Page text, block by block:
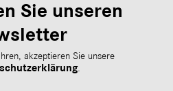
Sie unseren
akzeptieren Sie unsere
.